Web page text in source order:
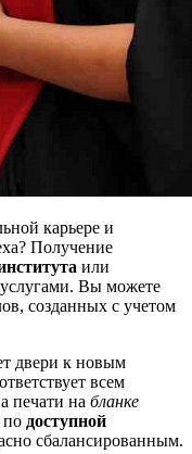
карьере и
Получение
или
Вы можете
созданных с учетом
двери к новым
всем
печати на бланке
по доступной
сбалансированным.